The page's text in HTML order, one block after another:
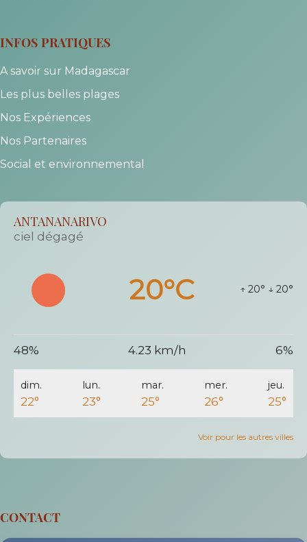
INFOS PRATIQUES
A savoir sur Madagascar
Les plus belles plages
Nos Expériences
Nos Partenaires
Social et environnemental
ANTANANARIVO
ciel dégagé
20°C ↑ 20° ↓ 20°
48% 4.23 km/h 6%
dim.
22°
lun.
23°
mar.
25°
mer.
26°
jeu.
25°
Voir pour les autres villes
CONTACT